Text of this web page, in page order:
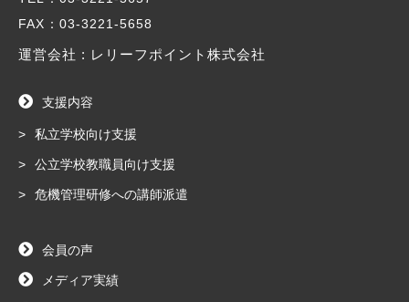
FAX ：03-3221-5658
運営会社 : レリーフポイント株式会社
支援内容
私立学校向け支援
公立学校教職員向け支援
危機管理研修への講師派遣
会員の声
メディア実績